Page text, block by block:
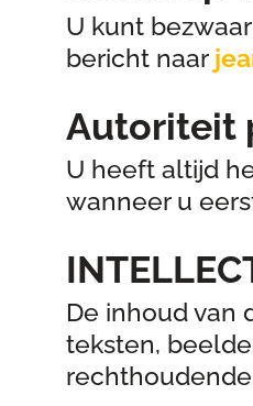
U kunt
bericht naar
Autoriteit
U heeft altijd
wanneer u
De inhoud van
teksten,